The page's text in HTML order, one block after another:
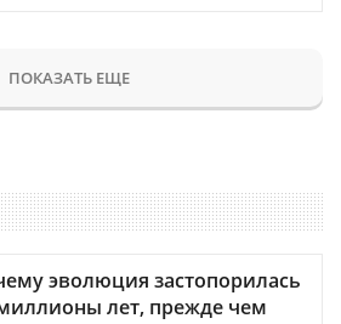
ПОКАЗАТЬ ЕЩЕ
эволюция застопорилась
лет, прежде чем